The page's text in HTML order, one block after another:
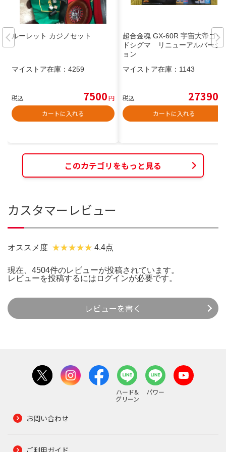
ルーレット カジノセット
マイストア在庫： 4259
税込 7500円
カートに入れる
超合金魂 GX-60R 宇宙大帝ゴッ
ドシグマ リニューアルバージ
ョン
マイストア在庫： 1143
税込 27390
カートに入れる
このカテゴリをもっと見る
カスタマーレビュー
オススメ度 4.4点
現在、4504件のレビューが投稿されています。
レビューを投稿するには ログインが必要です。
レビューを書く
ハード&
グリーン
パワー
お問い合わせ
ご利用ガイド